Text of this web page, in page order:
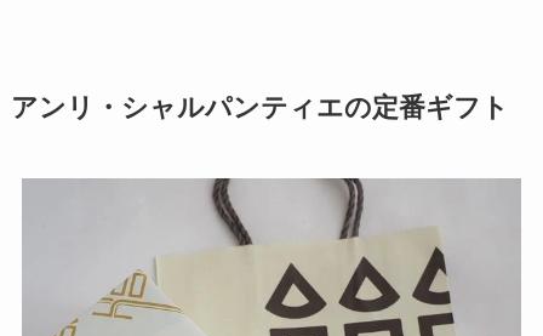
アンリ・シャルパンティエの定番ギフト